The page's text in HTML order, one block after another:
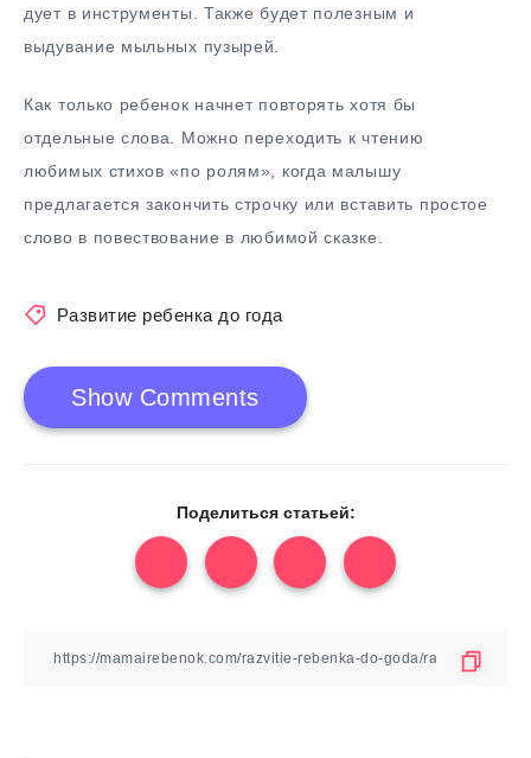
дует в инструменты. Также будет полезным и
выдувание мыльных пузырей.
Как только ребенок начнет повторять хотя бы
отдельные слова. Можно переходить к чтению
любимых стихов «по ролям», когда малышу
предлагается закончить строчку или вставить простое
слово в повествование в любимой сказке.
Развитие ребенка до года
Show Comments
Поделиться статьей: